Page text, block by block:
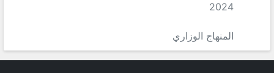
2024
المنهاج الوزاري